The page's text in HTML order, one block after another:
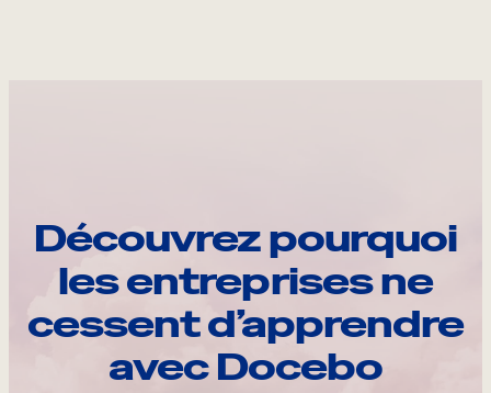
Découvrez pourquoi
les entreprises ne
cessent d’apprendre
avec Docebo